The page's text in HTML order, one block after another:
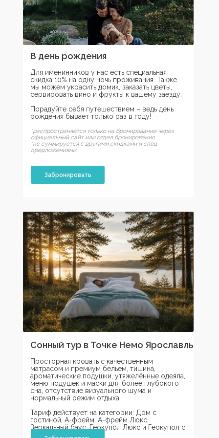
В день рождения
Для именинников у нас есть специальная
скидка 10% на одну ночь проживания. Также
мы можем украсить домик, заказать цветы,
сервировать вино и фрукты к вашему заезду.
Порадуйте себя путешествием – ведь день
рождения бывает только раз в году!
*распространяется только на бронирование через
официальный сайт или отдел бронирования
*не суммируется с другими скидками и спец
предложениями
Забронировать
Сонный тур в Точке Немо Ярославль
Просторная кровать с качественным
матрасом и премиум бельем, тишина,
ароматические подушки, утяжелённые одеяла,
меню подушек и маски для более глубокого
сна, отсутствие визуального шума и
нормальный режим отдыха.
Тариф действует на категории: Дом с
гостиной, А-фрейм, А-фрейм Люкс,
Зеркальный баус, Геокупол Люкс и Геокупол с
сауной